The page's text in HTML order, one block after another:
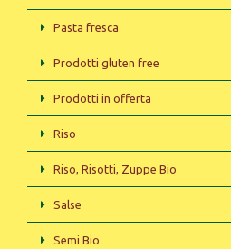
Pasta fresca
Prodotti gluten free
Prodotti in offerta
Riso
Riso, Risotti, Zuppe Bio
Salse
Semi Bio